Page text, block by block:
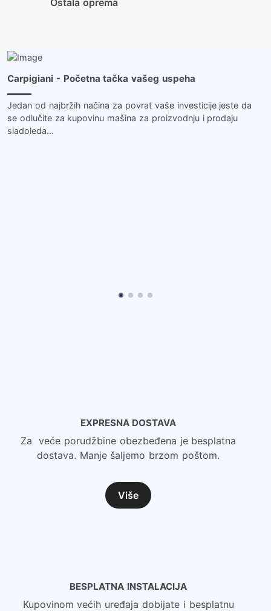
Ostala oprema
Carpigiani - Početna tačka vašeg uspeha
Jedan od najbržih načina za povrat vaše investicije jeste da
se odlučite za kupovinu mašina za proizvodnju i prodaju
sladoleda...
EXPRESNA DOSTAVA
Za veće porudžbine obezbeđena je besplatna
dostava. Manje šaljemo brzom poštom.
Više
BESPLATNA INSTALACIJA
Kupovinom većih uređaja dobijate i besplatnu